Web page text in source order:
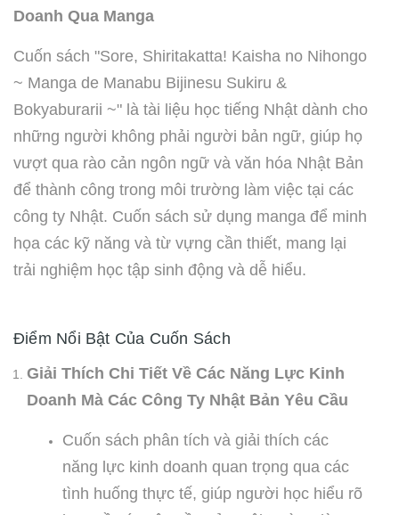
Doanh Qua Manga
Cuốn sách "Sore, Shiritakatta! Kaisha no Nihongo
~ Manga de Manabu Bijinesu Sukiru &
Bokyaburarii ~" là tài liệu học tiếng Nhật dành cho
những người không phải người bản ngữ, giúp họ
vượt qua rào cản ngôn ngữ và văn hóa Nhật Bản
để thành công trong môi trường làm việc tại các
công ty Nhật. Cuốn sách sử dụng manga để minh
họa các kỹ năng và từ vựng cần thiết, mang lại
trải nghiệm học tập sinh động và dễ hiểu.
Điểm Nổi Bật Của Cuốn Sách
Giải Thích Chi Tiết Về Các Năng Lực Kinh
Doanh Mà Các Công Ty Nhật Bản Yêu Cầu
Cuốn sách phân tích và giải thích các
năng lực kinh doanh quan trọng qua các
tình huống thực tế, giúp người học hiểu rõ